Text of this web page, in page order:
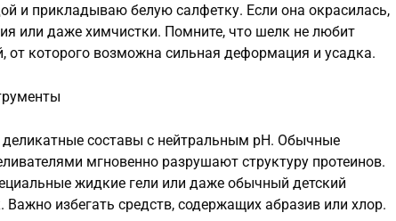
и прикладываю белую салфетку. Если она окрасилась,
или даже химчистки. Помните, что шелк не любит
от которого возможна сильная деформация и усадка.
составы с нейтральным pH. Обычные
мгновенно разрушают структуру протеинов.
жидкие гели или даже обычный детский
избегать средств, содержащих абразив или хлор.